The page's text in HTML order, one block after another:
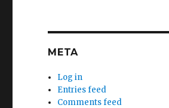
META
Log in
Entries feed
Comments feed